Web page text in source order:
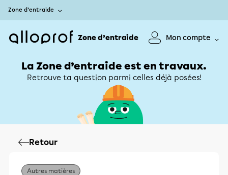
Zone d’entraide
Zone d’entraide Mon compte
La Zone d’entraide est en travaux.
Retrouve ta question parmi celles déjà posées!
Retour
Autres matières